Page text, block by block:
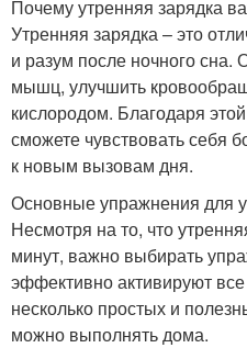
Почему утренняя зарядка
Утренняя зарядка – это
и разум после ночного сна.
мышц, улучшить
кислородом. Благодаря
сможете чувствовать себя
к новым вызовам дня.
Основные упражнения для
Несмотря на то, что
минут, важно выбирать
эффективно активируют
несколько простых и
можно выполнять дома.